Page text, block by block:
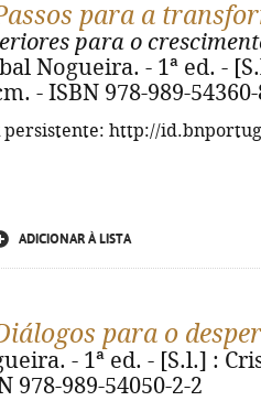
para a
para o
Nogueira. - 1ª ed. -
- ISBN 978-989-
http://
ADICIONAR À LISTA
para o
- 1ª ed. - [S.l.] :
978-989-54050-2-2